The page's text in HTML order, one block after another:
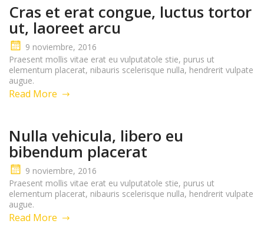
Cras et erat congue, luctus tortor
ut, laoreet arcu
9 noviembre, 2016
Praesent mollis vitae erat eu vulputatole stie, purus ut
elementum placerat, nibauris scelerisque nulla, hendrerit vulpate
augue.
Read More
Nulla vehicula, libero eu
bibendum placerat
9 noviembre, 2016
Praesent mollis vitae erat eu vulputatole stie, purus ut
elementum placerat, nibauris scelerisque nulla, hendrerit vulpate
augue.
Read More